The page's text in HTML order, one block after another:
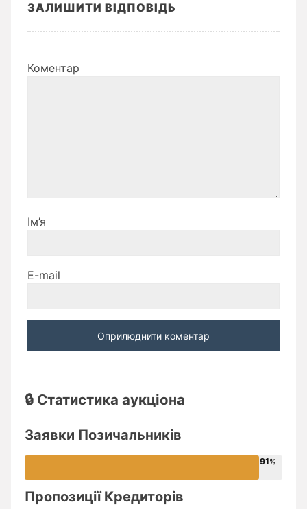
ЗАЛИШИТИ ВІДПОВІДЬ
Коментар
Ім’я
E-mail
🔒 Статистика аукціона
Заявки Позичальників
91
Пропозиції Кредиторів